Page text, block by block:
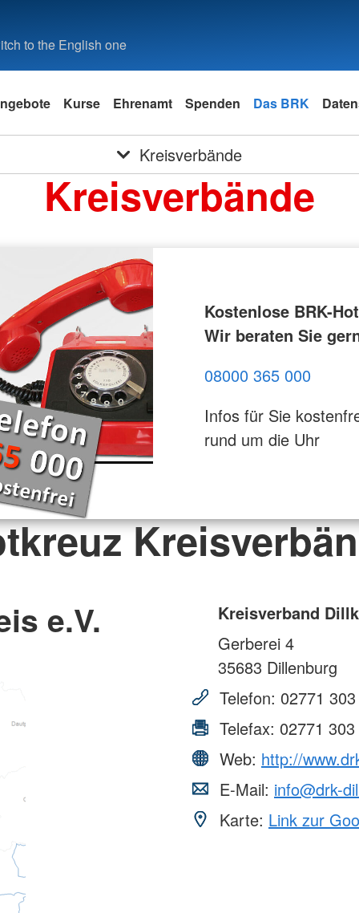
to the English one
Kurse Ehrenamt Spenden Das BRK
Kreisverbände
Kreisverbände
Kostenlose BRK-
Wir beraten Sie
08000 365 000
Infos für Sie
rund um die Uhr
e.V.
Kreisverband
Gerberei 4
35683 Dillenburg
Telefon: 02771
Telefax: 02771
Web: http://
E-Mail: info@drk-
Karte: Link zur